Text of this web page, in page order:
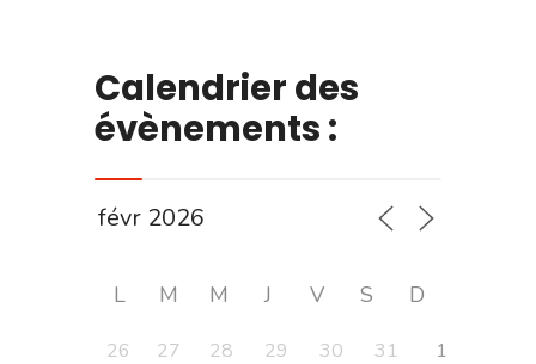
Calendrier des
évènements :
L M M J V S D
26 27 28 29 30 31
1